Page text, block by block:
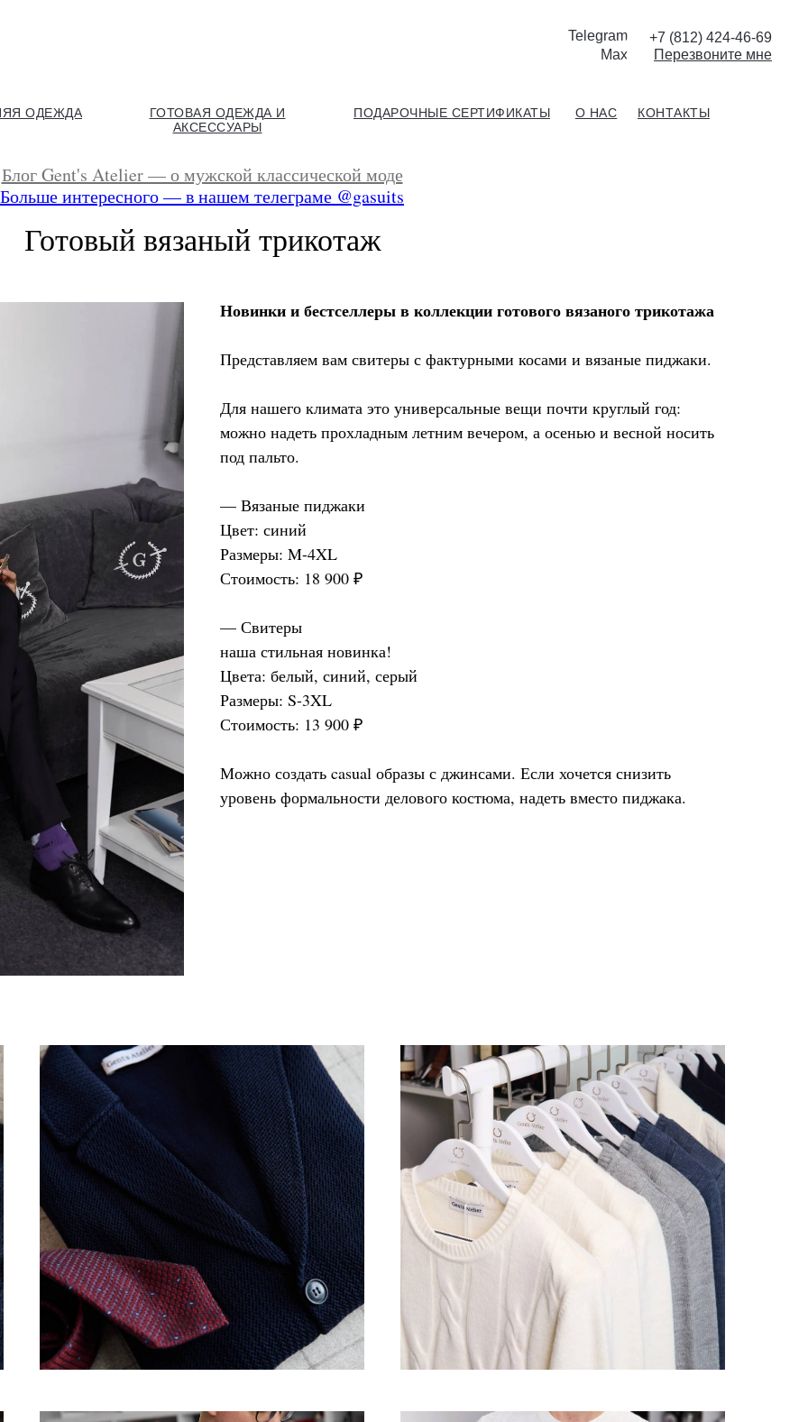
ОДЕЖДА
ГОТОВАЯ ОДЕЖДА И
АКСЕССУАРЫ
ПОДАРОЧНЫЕ СЕРТИФИКАТЫ КОНТАКТЫ
О НАС
Перезвоните мне
+7 (812) 424-46-69
Max
Telegram
Блог Gent's Atelier — о мужской классической моде
Больше интересного — в нашем телеграме @gasuits
Готовый вязаный трикотаж
Новинки и бестселлеры в коллекции готового вязаного трикотажа
Представляем вам свитеры с фактурными косами и вязаные пиджаки.
Для нашего климата это универсальные вещи почти круглый год:
можно надеть прохладным летним вечером, а осенью и весной носить
под пальто.
— Вязаные пиджаки
Цвет: синий
Размеры: M-4XL
Стоимость: 18 900 ₽
— Свитеры
наша стильная новинка!
Цвета: белый, синий, серый
Размеры: S-3XL
Стоимость: 13 900 ₽
Можно создать casual образы с джинсами. Если хочется снизить
уровень формальности делового костюма, надеть вместо пиджака.